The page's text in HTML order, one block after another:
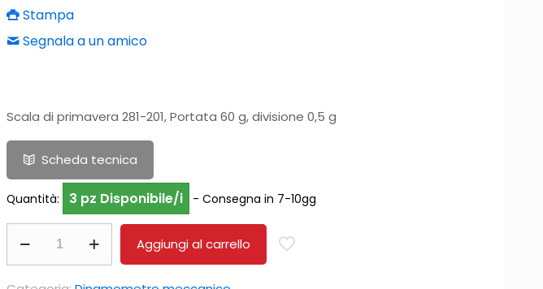
Stampa
Segnala a un amico
Scala di primavera 281-201, Portata 60 g, divisione 0,5 g
Scheda tecnica
Quantità: 3 pz Disponibile/i - Consegna in 7-10gg
Aggiungi al carrello